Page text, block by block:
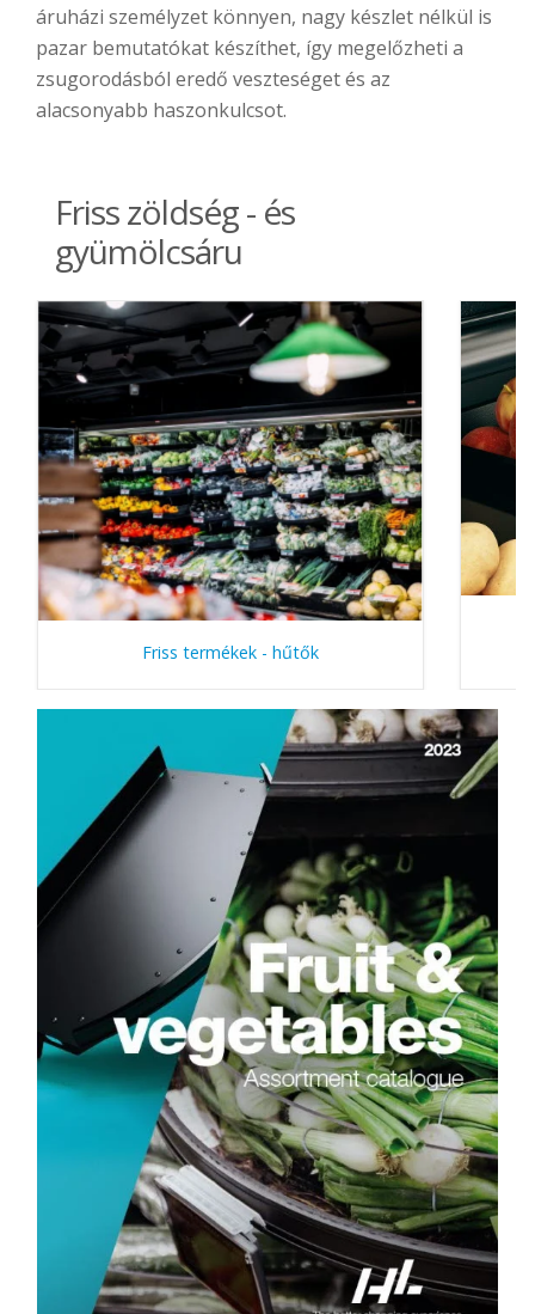
áruházi személyzet könnyen, nagy készlet nélkül is
pazar bemutatókat készíthet, így megelőzheti a
zsugorodásból eredő veszteséget és az
alacsonyabb haszonkulcsot.
Friss zöldség - és
gyümölcsáru
Friss termékek - hűtők